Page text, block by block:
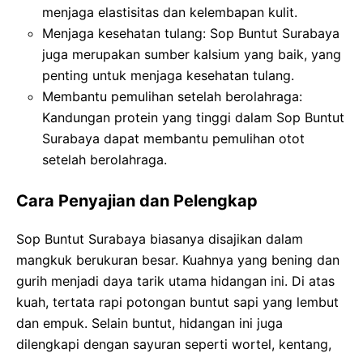
menjaga elastisitas dan kelembapan kulit.
Menjaga kesehatan tulang: Sop Buntut Surabaya
juga merupakan sumber kalsium yang baik, yang
penting untuk menjaga kesehatan tulang.
Membantu pemulihan setelah berolahraga:
Kandungan protein yang tinggi dalam Sop Buntut
Surabaya dapat membantu pemulihan otot
setelah berolahraga.
Cara Penyajian dan Pelengkap
Sop Buntut Surabaya biasanya disajikan dalam
mangkuk berukuran besar. Kuahnya yang bening dan
gurih menjadi daya tarik utama hidangan ini. Di atas
kuah, tertata rapi potongan buntut sapi yang lembut
dan empuk. Selain buntut, hidangan ini juga
dilengkapi dengan sayuran seperti wortel, kentang,